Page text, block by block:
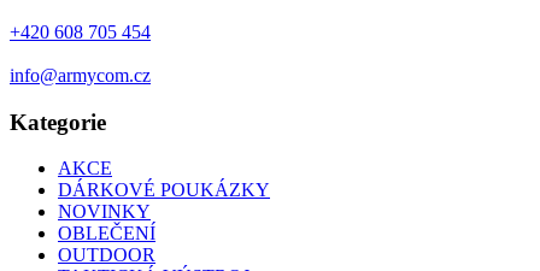
+420 608 705 454
info@armycom.cz
Kategorie
AKCE
DÁRKOVÉ POUKÁZKY
NOVINKY
OBLEČENÍ
OUTDOOR